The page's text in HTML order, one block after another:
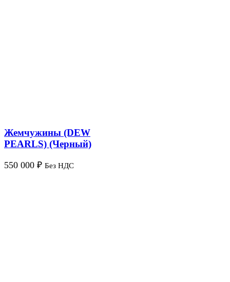
Жемчужины (DEW
PEARLS) (Черный)
550 000 ₽ Без НДС